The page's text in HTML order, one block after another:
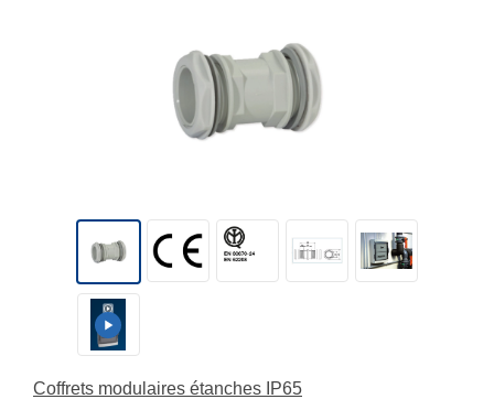
Coffrets modu­laires étanches IP65